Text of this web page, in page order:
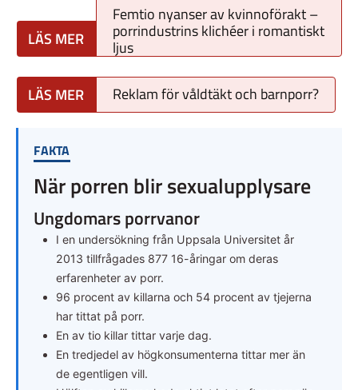
Femtio nyanser av kvinnoförakt –
porrindustrins klichéer i romantiskt
ljus
Reklam för våldtäkt och barnporr?
FAKTA
När porren blir sexualupplysare
Ungdomars porrvanor
I en undersökning från Uppsala Universitet år
2013 tillfrågades 877 16-åringar om deras
erfarenheter av porr.
96 procent av killarna och 54 procent av tjejerna
har tittat på porr.
En av tio killar tittar varje dag.
En tredjedel av högkonsumenterna tittar mer än
de egentligen vill.